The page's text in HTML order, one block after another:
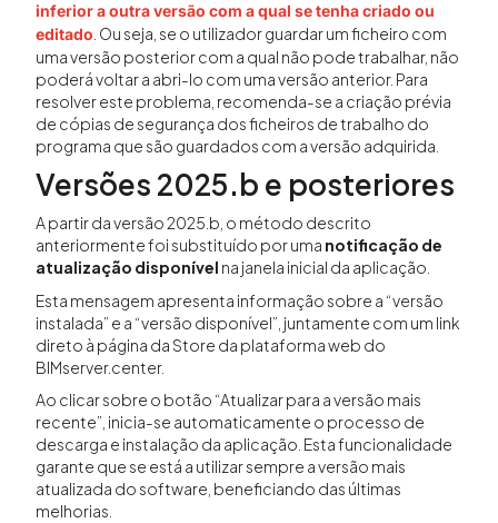
inferior a outra versão com a qual se tenha criado ou
editado . Ou seja, se o utilizador guardar um ficheiro com
uma versão posterior com a qual não pode trabalhar, não
poderá voltar a abri-lo com uma versão anterior. Para
resolver este problema, recomenda-se a criação prévia
de cópias de segurança dos ficheiros de trabalho do
programa que são guardados com a versão adquirida.
Versões 2025.b e posteriores
A partir da versão 2025.b, o método descrito
anteriormente foi substituído por uma notificação de
atualização disponível na janela inicial da aplicação.
Esta mensagem apresenta informação sobre a “versão
instalada” e a “versão disponível”, juntamente com um link
direto à página da Store da plataforma web do
BIMserver.center.
Ao clicar sobre o botão “Atualizar para a versão mais
recente”, inicia-se automaticamente o processo de
descarga e instalação da aplicação. Esta funcionalidade
garante que se está a utilizar sempre a versão mais
atualizada do software, beneficiando das últimas
melhorias.